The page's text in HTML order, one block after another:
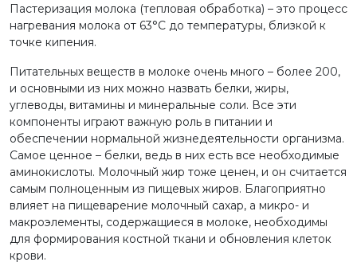
Пастеризация молока (тепловая обработка) – это процесс
нагревания молока от 63°С до температуры, близкой к
точке кипения.
Питательных веществ в молоке очень много – более 200,
и основными из них можно назвать белки, жиры,
углеводы, витамины и минеральные соли. Все эти
компоненты играют важную роль в питании и
обеспечении нормальной жизнедеятельности организма.
Самое ценное – белки, ведь в них есть все необходимые
аминокислоты. Молочный жир тоже ценен, и он считается
самым полноценным из пищевых жиров. Благоприятно
влияет на пищеварение молочный сахар, а микро- и
макроэлементы, содержащиеся в молоке, необходимы
для формирования костной ткани и обновления клеток
крови.